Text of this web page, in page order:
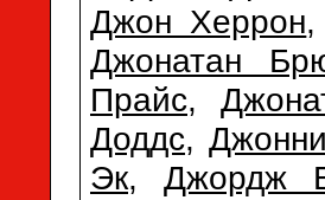
Джон Херрон
Джонатан
Прайс,
Доддс,
Эк, Джордж